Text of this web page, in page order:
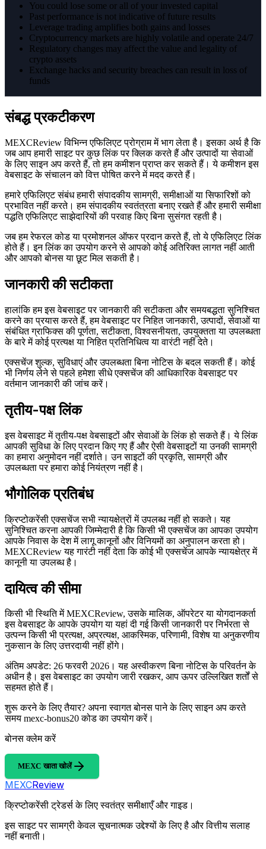
You could lose some or all of your invested capital
Past performance is not indicative of future results
Leverage trading amplifies both gains and losses
Cryptocurrency markets are highly volatile and operate 24/7
Regulatory changes may affect the value and legality of
crypto assets
Exchange hacks and security breaches can result in loss of
funds
संबद्ध प्रकटीकरण
MEXCReview विभिन्न एफिलिएट प्रोग्राम में भाग लेता है। इसका अर्थ है कि
जब आप हमारी साइट पर कुछ लिंक पर क्लिक करते हैं और उत्पादों या सेवाओं
के लिए साइन अप करते हैं, तो हम कमीशन प्राप्त कर सकते हैं। ये कमीशन इस
वेबसाइट के संचालन को वित्त पोषित करने में मदद करते हैं।
हमारे एफिलिएट संबंध हमारी संपादकीय सामग्री, समीक्षाओं या सिफारिशों को
प्रभावित नहीं करते। हम संपादकीय स्वतंत्रता बनाए रखते हैं और हमारी समीक्षा
पद्धति एफिलिएट साझेदारियों की परवाह किए बिना सुसंगत रहती है।
जब हम रेफरल कोड या प्रमोशनल ऑफर प्रदान करते हैं, तो ये एफिलिएट लिंक
होते हैं। इन लिंक का उपयोग करने से आपको कोई अतिरिक्त लागत नहीं आती
और आपको बोनस या छूट मिल सकती है।
जानकारी की सटीकता
हालांकि हम इस वेबसाइट पर जानकारी की सटीकता और समयबद्धता सुनिश्चित
करने का प्रयास करते हैं, हम वेबसाइट पर निहित जानकारी, उत्पादों, सेवाओं या
संबंधित ग्राफिक्स की पूर्णता, सटीकता, विश्वसनीयता, उपयुक्तता या उपलब्धता
के बारे में कोई प्रत्यक्ष या निहित प्रतिनिधित्व या वारंटी नहीं देते।
एक्सचेंज शुल्क, सुविधाएं और उपलब्धता बिना नोटिस के बदल सकती हैं। कोई
भी निर्णय लेने से पहले हमेशा सीधे एक्सचेंज की आधिकारिक वेबसाइट पर
वर्तमान जानकारी की जांच करें।
तृतीय-पक्ष लिंक
इस वेबसाइट में तृतीय-पक्ष वेबसाइटों और सेवाओं के लिंक हो सकते हैं। ये लिंक
आपकी सुविधा के लिए प्रदान किए गए हैं और ऐसी वेबसाइटों या उनकी सामग्री
का हमारा अनुमोदन नहीं दर्शाते। उन साइटों की प्रकृति, सामग्री और
उपलब्धता पर हमारा कोई नियंत्रण नहीं है।
भौगोलिक प्रतिबंध
क्रिप्टोकरेंसी एक्सचेंज सभी न्यायक्षेत्रों में उपलब्ध नहीं हो सकते। यह
सुनिश्चित करना आपकी जिम्मेदारी है कि किसी भी एक्सचेंज का आपका उपयोग
आपके निवास के देश में लागू कानूनों और विनियमों का अनुपालन करता हो।
MEXCReview यह गारंटी नहीं देता कि कोई भी एक्सचेंज आपके न्यायक्षेत्र में
कानूनी या उपलब्ध है।
दायित्व की सीमा
किसी भी स्थिति में MEXCReview, उसके मालिक, ऑपरेटर या योगदानकर्ता
इस वेबसाइट के आपके उपयोग या यहां दी गई किसी जानकारी पर निर्भरता से
उत्पन्न किसी भी प्रत्यक्ष, अप्रत्यक्ष, आकस्मिक, परिणामी, विशेष या अनुकरणीय
नुकसान के लिए उत्तरदायी नहीं होंगे।
अंतिम अपडेट: 26 फरवरी 2026। यह अस्वीकरण बिना नोटिस के परिवर्तन के
अधीन है। इस वेबसाइट का उपयोग जारी रखकर, आप ऊपर उल्लिखित शर्तों से
सहमत होते हैं।
शुरू करने के लिए तैयार? अपना स्वागत बोनस पाने के लिए साइन अप करते
समय mexc-bonus20 कोड का उपयोग करें।
बोनस क्लेम करें
MEXC खाता खोलें
MEXCReview
क्रिप्टोकरेंसी ट्रेडर्स के लिए स्वतंत्र समीक्षाएँ और गाइड।
इस साइट पर सामग्री केवल सूचनात्मक उद्देश्यों के लिए है और वित्तीय सलाह
नहीं बनाती।